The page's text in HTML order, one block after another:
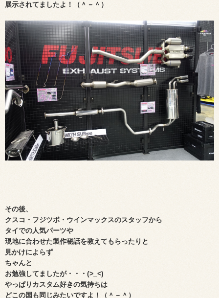
展示されてましたよ！（＾－＾）
その後、
クスコ・フジツボ・ウインマックスのスタッフから
タイでの人気パーツや
現地に合わせた製作秘話を教えてもらったりと
見かけによらず
ちゃんと
お勉強してましたが・・・(>_<)
やっぱりカスタム好きの気持ちは
どこの国も同じみたいですよ！（＾－＾）